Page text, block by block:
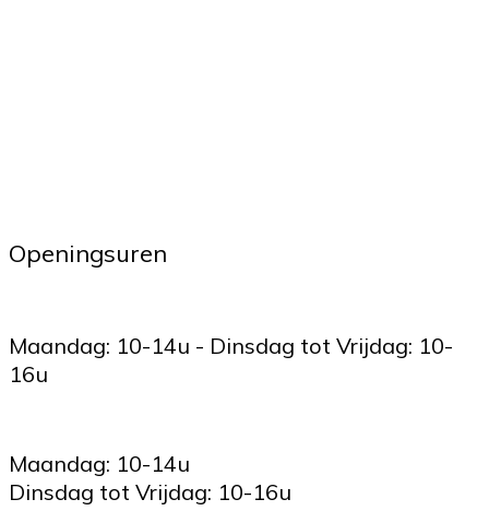
Openingsuren
Maandag: 10-14u - Dinsdag tot Vrijdag: 10-
16u
Maandag: 10-14u
Dinsdag tot Vrijdag: 10-16u